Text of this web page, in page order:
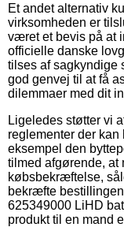
Et andet alternativ
virksomheden er
været et bevis på at
officielle danske
tilses af sagkyndige
god genvej til at få
dilemmaer med dit
Ligeledes støtter vi
reglementer der kan
eksempel den
tilmed afgørende, at
købsbekræftelse,
bekræfte
625349000 LiHD
produkt til en mand